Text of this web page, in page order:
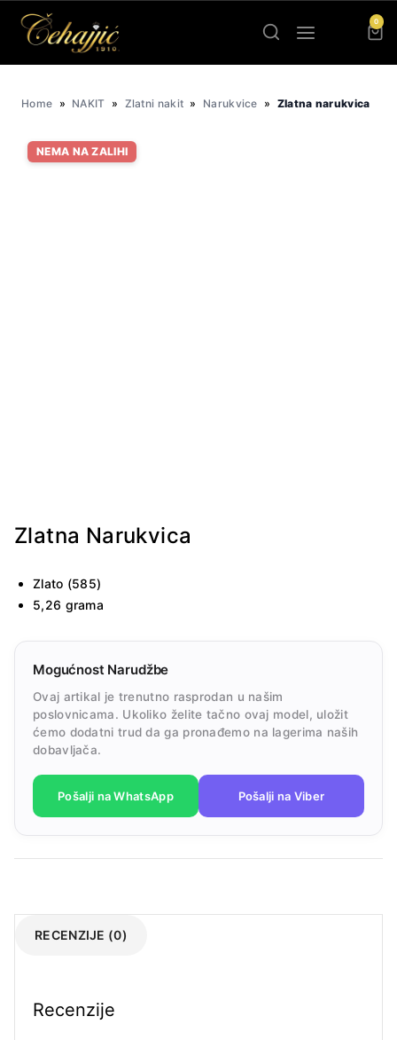
0
Home » NAKIT » Zlatni nakit » Narukvice » Zlatna narukvica
NEMA NA ZALIHI
Zlatna Narukvica
Zlato (585)
5,26 grama
Mogućnost Narudžbe
Ovaj artikal je trenutno rasprodan u našim
poslovnicama. Ukoliko želite tačno ovaj model, uložit
ćemo dodatni trud da ga pronađemo na lagerima naših
dobavljača.
Pošalji na WhatsApp Pošalji na Viber
RECENZIJE (0)
Recenzije